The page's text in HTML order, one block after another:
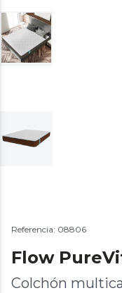
Referencia: 08806
Flow
Colchón